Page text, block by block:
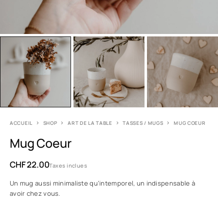
ACCUEIL SHOP ART DE LA TABLE TASSES / MUGS MUG COEUR
Mug Coeur
CHF22.00Taxes inclues
Un mug aussi minimaliste qu’intemporel, un indispensable à
avoir chez vous.